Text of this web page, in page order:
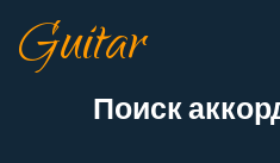
Guitar
Поиск